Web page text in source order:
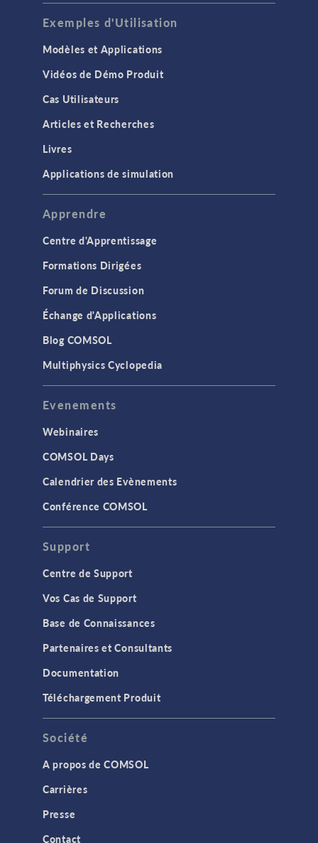
Exemples d'Utilisation
Modèles et Applications
Vidéos de Démo Produit
Cas Utilisateurs
Articles et Recherches
Livres
Applications de simulation
Apprendre
Centre d'Apprentissage
Formations Dirigées
Forum de Discussion
Échange d'Applications
Blog COMSOL
Multiphysics Cyclopedia
Evenements
Webinaires
COMSOL Days
Calendrier des Evènements
Conférence COMSOL
Support
Centre de Support
Vos Cas de Support
Base de Connaissances
Partenaires et Consultants
Documentation
Téléchargement Produit
Société
A propos de COMSOL
Carrières
Presse
Contact